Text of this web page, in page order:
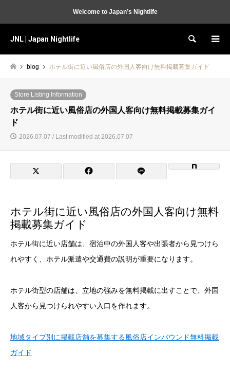
Welcome to Japan’s Nightlife
JNL | Japan Nightlife Search
blog ホテル街に近い風俗店の外国人客向け無料掲載募集ガイド
Store Listing Information
ホテル街に近い風俗店の外国人客向け無料掲載募集ガイ
ド
2026.07.07 / Last modified at 2026.07.07
ホテル街に近い風俗店の外国人客向け無料
掲載募集ガイド
ホテル街に近い店舗は、宿泊中の外国人客や出張者から見つけら
れやすく、ホテル派遣や交通費の説明が重要になります。
ホテル街型の店舗は、立地の強みを無料掲載に出すことで、外国
人客から見つけられやすい入口を作れます。
地域タイプ別に掲載店舗を募集する風俗店インバウンド無料掲載
ガイド